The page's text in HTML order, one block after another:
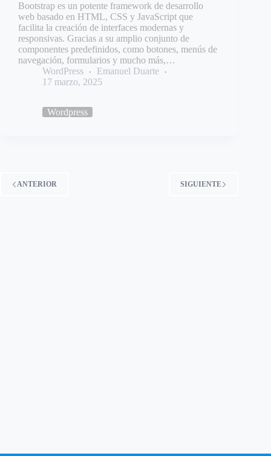
Bootstrap es un potente framework de desarrollo
web basado en HTML, CSS y JavaScript que
facilita la creación de interfaces modernas y
responsivas. Gracias a su amplio conjunto de
componentes predefinidos, como botones, menús de
navegación, formularios y mucho más,…
WordPress
Emanuel Duarte
17 marzo, 2025
Wordpress
ANTERIOR SIGUIENTE